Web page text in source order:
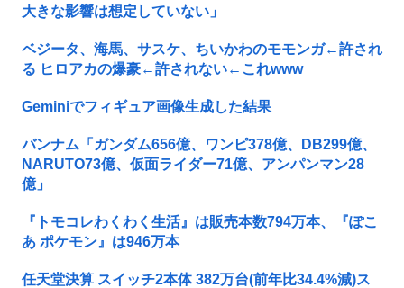
大きな影響は想定していない」
ベジータ、海馬、サスケ、ちいかわのモモンガ←許され
る ヒロアカの爆豪←許されない←これwww
Geminiでフィギュア画像生成した結果
バンナム「ガンダム656億、ワンピ378億、DB299億、
NARUTO73億、仮面ライダー71億、アンパンマン28
億」
『トモコレわくわく生活』は販売本数794万本、『ぽこ
あ ポケモン』は946万本
任天堂決算 スイッチ2本体 382万台(前年比34.4%減)ス